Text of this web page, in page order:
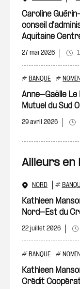
Caroline
conseil
Aquitaine
27 mai 2026
# BANQUE #
Anne-Gaëlle
Mutuel du Sud
29 avril 2026
Ailleurs en
NORD #
Kathleen
Nord-Est du
22 juillet 2026
# BANQUE #
Kathleen
Crédit